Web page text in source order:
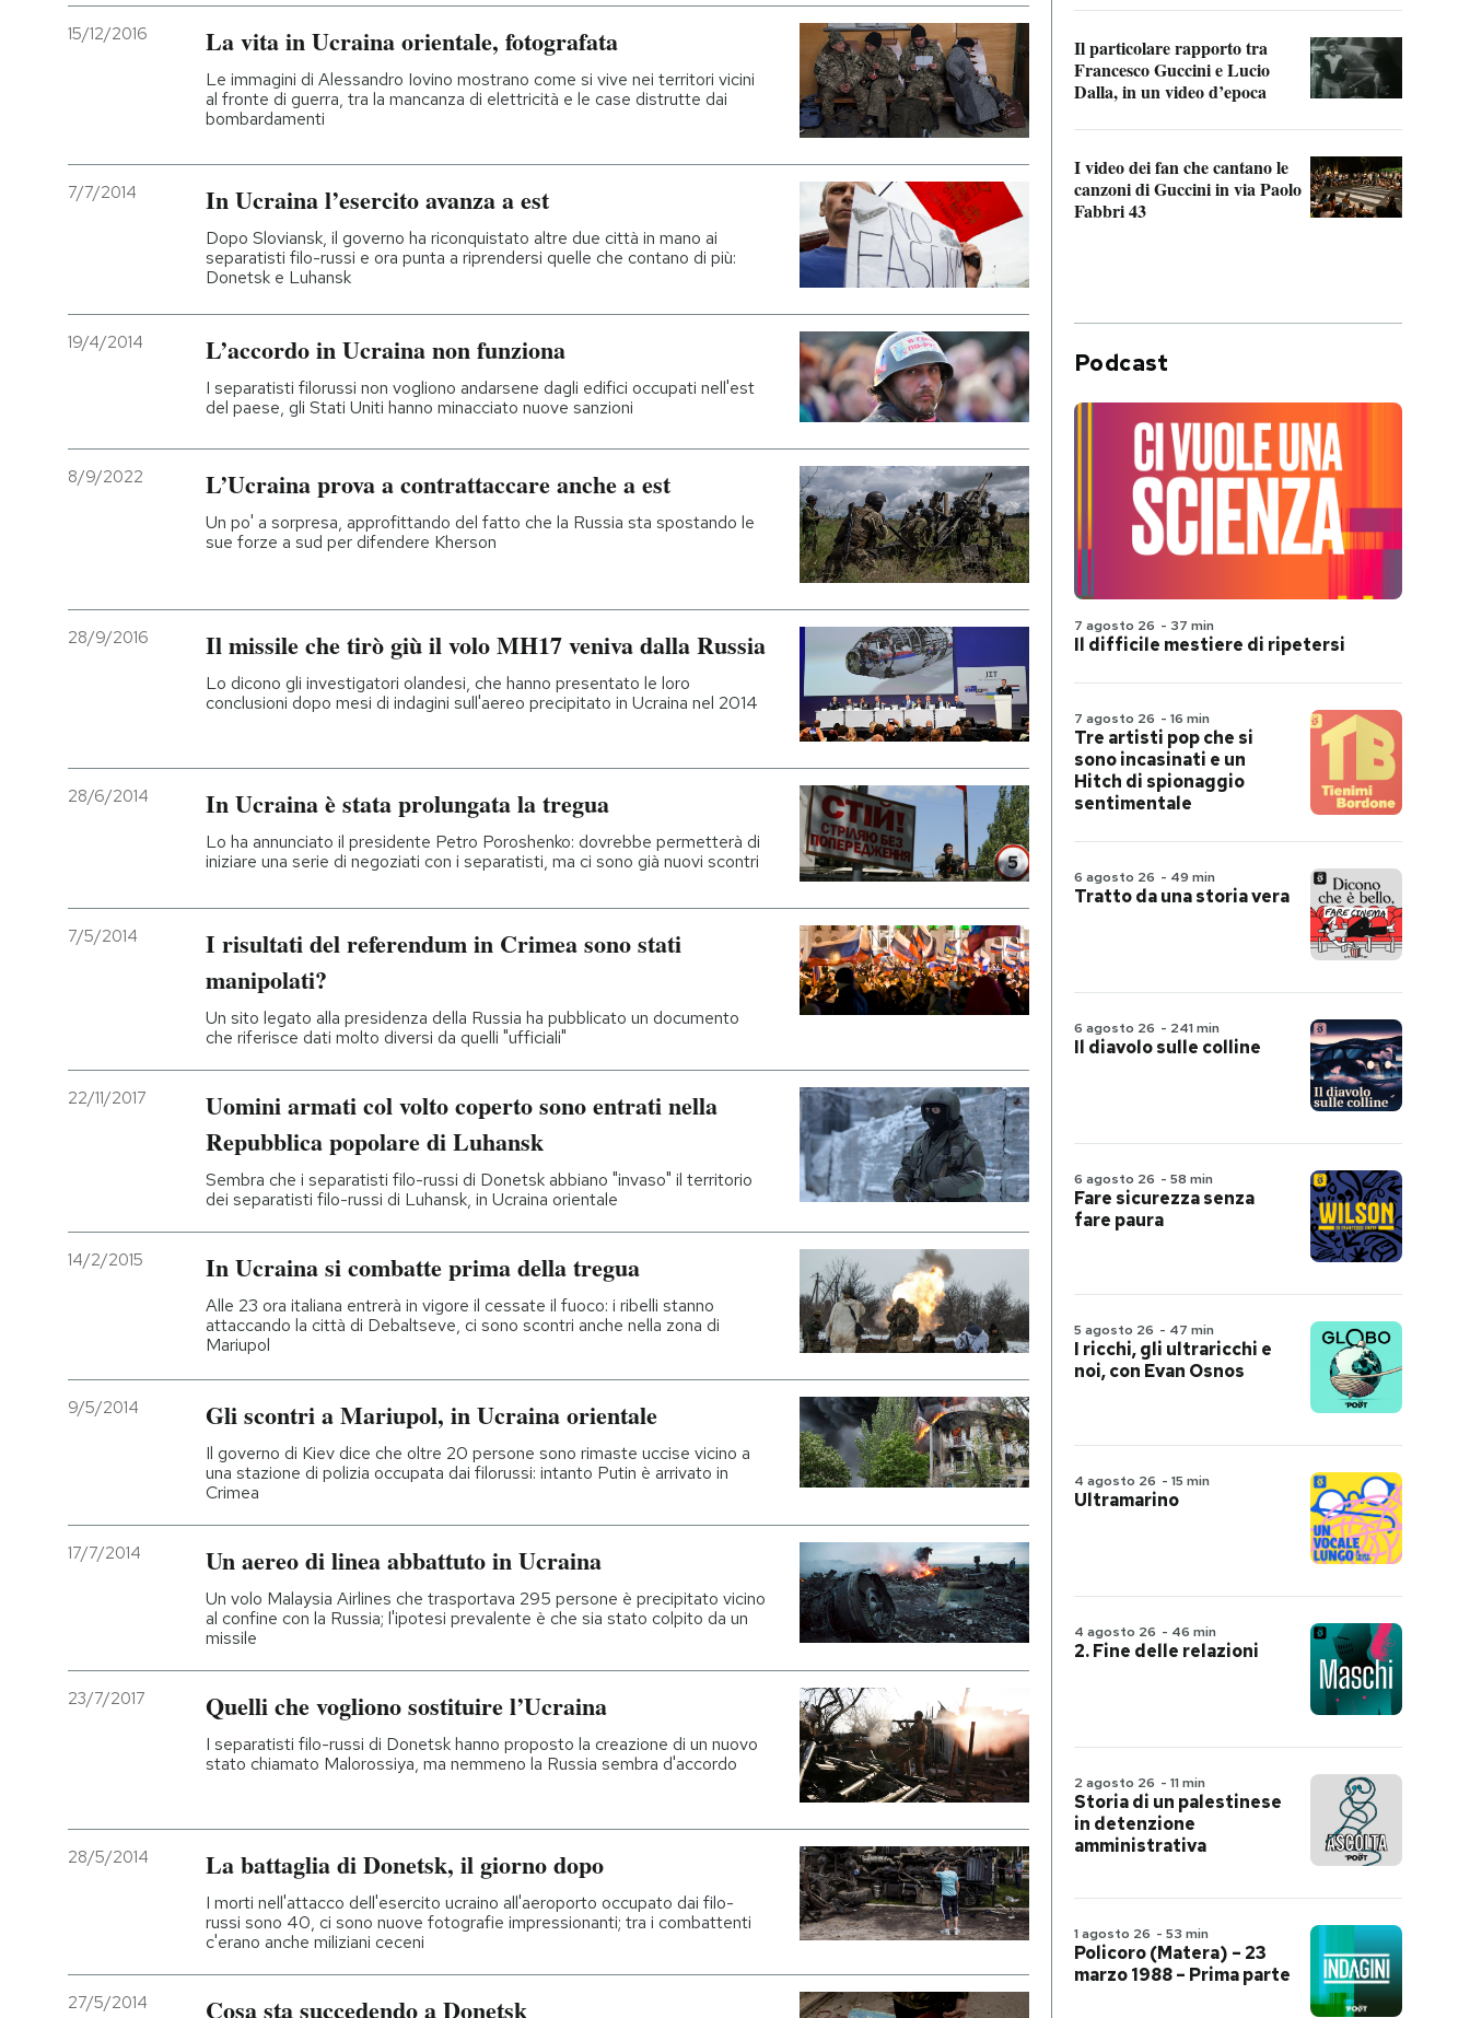
15/12/2016 La vita in Ucraina orientale, fotografata
Le immagini di Alessandro Iovino mostrano come si vive nei territori vicini
al fronte di guerra, tra la mancanza di elettricità e le case distrutte dai
bombardamenti
7/7/2014 In Ucraina l’esercito avanza a est
Dopo Sloviansk, il governo ha riconquistato altre due città in mano ai
separatisti filo-russi e ora punta a riprendersi quelle che contano di più:
Donetsk e Luhansk
19/4/2014 L’accordo in Ucraina non funziona
I separatisti filorussi non vogliono andarsene dagli edifici occupati nell'est
del paese, gli Stati Uniti hanno minacciato nuove sanzioni
8/9/2022 L’Ucraina prova a contrattaccare anche a est
Un po' a sorpresa, approfittando del fatto che la Russia sta spostando le
sue forze a sud per difendere Kherson
28/9/2016 Il missile che tirò giù il volo MH17 veniva dalla Russia
Lo dicono gli investigatori olandesi, che hanno presentato le loro
conclusioni dopo mesi di indagini sull'aereo precipitato in Ucraina nel 2014
28/6/2014 In Ucraina è stata prolungata la tregua
Lo ha annunciato il presidente Petro Poroshenko: dovrebbe permetterà di
iniziare una serie di negoziati con i separatisti, ma ci sono già nuovi scontri
7/5/2014
I risultati del referendum in Crimea sono stati
manipolati?
Un sito legato alla presidenza della Russia ha pubblicato un documento
che riferisce dati molto diversi da quelli "ufficiali"
22/11/2017
Uomini armati col volto coperto sono entrati nella
Repubblica popolare di Luhansk
Sembra che i separatisti filo-russi di Donetsk abbiano "invaso" il territorio
dei separatisti filo-russi di Luhansk, in Ucraina orientale
14/2/2015 In Ucraina si combatte prima della tregua
Alle 23 ora italiana entrerà in vigore il cessate il fuoco: i ribelli stanno
attaccando la città di Debaltseve, ci sono scontri anche nella zona di
Mariupol
9/5/2014 Gli scontri a Mariupol, in Ucraina orientale
Il governo di Kiev dice che oltre 20 persone sono rimaste uccise vicino a
una stazione di polizia occupata dai filorussi: intanto Putin è arrivato in
Crimea
17/7/2014 Un aereo di linea abbattuto in Ucraina
Un volo Malaysia Airlines che trasportava 295 persone è precipitato vicino
al confine con la Russia; l'ipotesi prevalente è che sia stato colpito da un
missile
23/7/2017 Quelli che vogliono sostituire l’Ucraina
I separatisti filo-russi di Donetsk hanno proposto la creazione di un nuovo
stato chiamato Malorossiya, ma nemmeno la Russia sembra d'accordo
28/5/2014 La battaglia di Donetsk, il giorno dopo
I morti nell'attacco dell'esercito ucraino all'aeroporto occupato dai filo-
russi sono 40, ci sono nuove fotografie impressionanti; tra i combattenti
c'erano anche miliziani ceceni
27/5/2014 Cosa sta succedendo a Donetsk
Il particolare rapporto tra
Francesco Guccini e Lucio
Dalla, in un video d’epoca
I video dei fan che cantano le
canzoni di Guccini in via Paolo
Fabbri 43
Podcast
7 agosto 26 - 37 min
Il difficile mestiere di ripetersi
7 agosto 26 - 16 min
Tre artisti pop che si
sono incasinati e un
Hitch di spionaggio
sentimentale
6 agosto 26 - 49 min
Tratto da una storia vera
6 agosto 26 - 241 min
Il diavolo sulle colline
6 agosto 26 - 58 min
Fare sicurezza senza
fare paura
5 agosto 26 - 47 min
I ricchi, gli ultraricchi e
noi, con Evan Osnos
4 agosto 26 - 15 min
Ultramarino
4 agosto 26 - 46 min
2. Fine delle relazioni
2 agosto 26 - 11 min
Storia di un palestinese
in detenzione
amministrativa
1 agosto 26 - 53 min
Policoro (Matera) – 23
marzo 1988 – Prima parte